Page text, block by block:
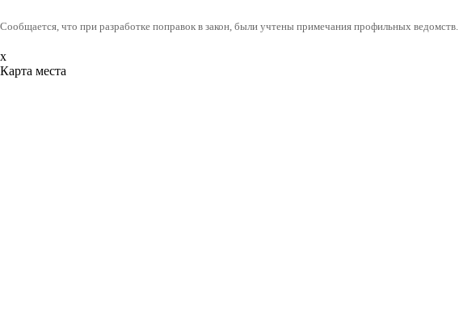
Сообщается, что при разработке поправок в закон, были учтены примечания профильных ведомств.
x
Карта места